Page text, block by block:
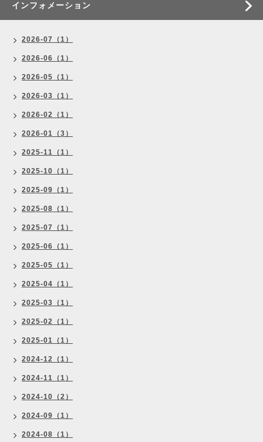
インフォメーション
2026-07（1）
2026-06（1）
2026-05（1）
2026-03（1）
2026-02（1）
2026-01（3）
2025-11（1）
2025-10（1）
2025-09（1）
2025-08（1）
2025-07（1）
2025-06（1）
2025-05（1）
2025-04（1）
2025-03（1）
2025-02（1）
2025-01（1）
2024-12（1）
2024-11（1）
2024-10（2）
2024-09（1）
2024-08（1）